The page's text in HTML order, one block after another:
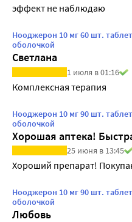
эффект не наблюдаю
Нооджерон 10 мг 60 шт.
оболочкой
Светлана
1 июля в 01:16
Комплексная терапия
Нооджерон 10 мг 90 шт.
оболочкой
Хорошая аптека!
25 июня в 13:45
Хороший препарат!
Нооджерон 10 мг 90 шт.
оболочкой
Любовь